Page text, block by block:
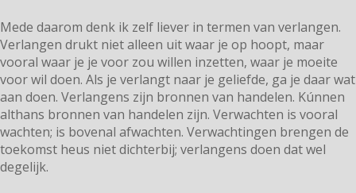
Mede daarom denk ik zelf liever in termen van verlangen.
Verlangen drukt niet alleen uit waar je op hoopt, maar
vooral waar je je voor zou willen inzetten, waar je moeite
voor wil doen. Als je verlangt naar je geliefde, ga je daar wat
aan doen. Verlangens zijn bronnen van handelen. Kúnnen
althans bronnen van handelen zijn. Verwachten is vooral
wachten; is bovenal afwachten. Verwachtingen brengen de
toekomst heus niet dichterbij; verlangens doen dat wel
degelijk.